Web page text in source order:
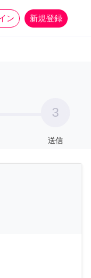
ン 新規登録
more_horiz
3
送信